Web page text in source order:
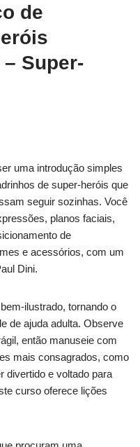
de
Super-
uma introdução simples
de super-heróis que
seguir sozinhas. Você
planos faciais,
de
e acessórios, com um
Dini.
ilustrado, tornando o
de ajuda adulta. Observe
então manuseie com
mais consagrados, como
divertido e voltado para
curso oferece lições